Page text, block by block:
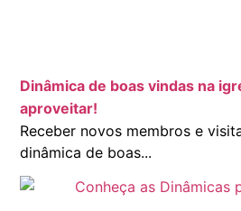
Dinâmica de boas vindas na
aproveitar!
Receber novos membros e
dinâmica de boas...